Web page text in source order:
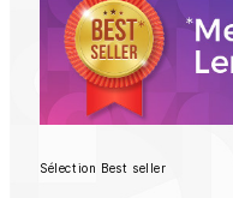
Sélection Best seller